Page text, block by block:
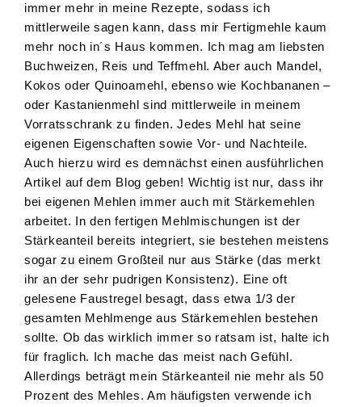
immer mehr in meine Rezepte, sodass ich
mittlerweile sagen kann, dass mir Fertigmehle kaum
mehr noch in´s Haus kommen. Ich mag am liebsten
Buchweizen, Reis und Teffmehl. Aber auch Mandel,
Kokos oder Quinoamehl, ebenso wie Kochbananen –
oder Kastanienmehl sind mittlerweile in meinem
Vorratsschrank zu finden. Jedes Mehl hat seine
eigenen Eigenschaften sowie Vor- und Nachteile.
Auch hierzu wird es demnächst einen ausführlichen
Artikel auf dem Blog geben! Wichtig ist nur, dass ihr
bei eigenen Mehlen immer auch mit Stärkemehlen
arbeitet. In den fertigen Mehlmischungen ist der
Stärkeanteil bereits integriert, sie bestehen meistens
sogar zu einem Großteil nur aus Stärke (das merkt
ihr an der sehr pudrigen Konsistenz). Eine oft
gelesene Faustregel besagt, dass etwa 1/3 der
gesamten Mehlmenge aus Stärkemehlen bestehen
sollte. Ob das wirklich immer so ratsam ist, halte ich
für fraglich. Ich mache das meist nach Gefühl.
Allerdings beträgt mein Stärkeanteil nie mehr als 50
Prozent des Mehles. Am häufigsten verwende ich